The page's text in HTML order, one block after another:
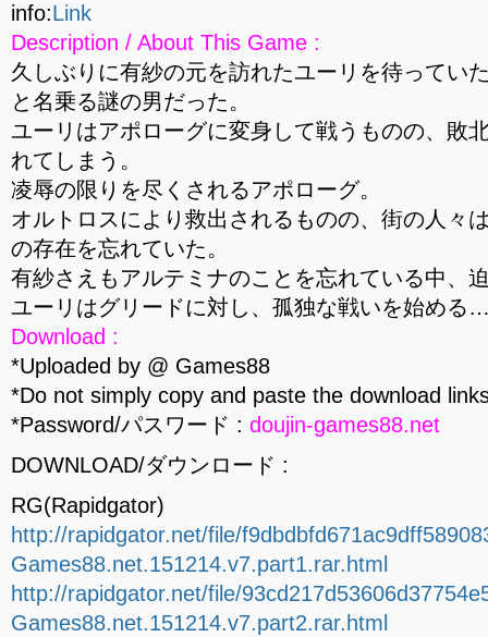
info:Link
Description / About This Game :
久しぶりに有紗の元を訪れたユーリを待ってい
と名乗る謎の男だった。
ユーリはアポローグに変身して戦うものの、敗
れてしまう。
凌辱の限りを尽くされるアポローグ。
オルトロスにより救出されるものの、街の人々
の存在を忘れていた。
有紗さえもアルテミナのことを忘れている中、
ユーリはグリードに対し、孤独な戦いを始め
Download :
*Uploaded by @ Games88
*Do not simply copy and paste the download
*Password/パスワード : doujin-games88.net
DOWNLOAD/ダウンロード :
RG(Rapidgator)
http://rapidgator.net/file/
Games88.net.151214.v7.part1.rar.html
http://rapidgator.net/file/
Games88.net.151214.v7.part2.rar.html